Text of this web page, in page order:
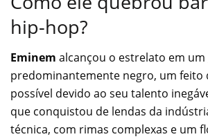
hip-hop?
Eminem alcançou o estrelato em
predominantemente negro, um feito
possível devido ao seu talento
que conquistou de lendas da
técnica, com rimas complexas e um